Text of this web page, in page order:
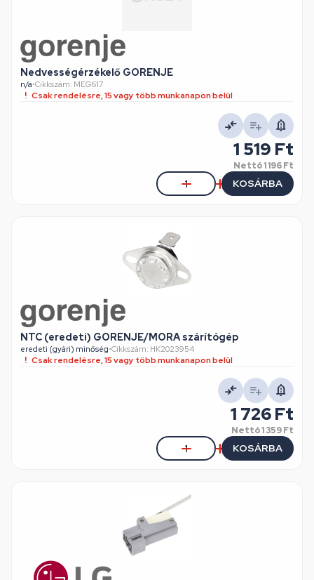
Nedvességérzékelő GORENJE
n/a•Cikkszám: MEG617
Csak rendelésre, 15 vagy több munkanapon belül
1 519 Ft
Nettó1 196 Ft
KOSÁRBA
NTC (eredeti) GORENJE/MORA szárítógép
eredeti (gyári) minőség•Cikkszám: HK2023954
Csak rendelésre, 15 vagy több munkanapon belül
1 726 Ft
Nettó1 359 Ft
KOSÁRBA